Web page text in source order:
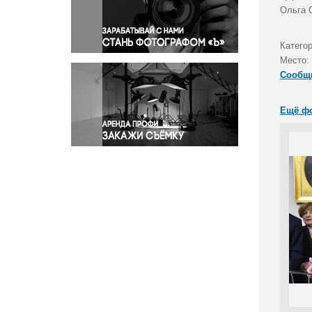
Правосудие
Происшествия и конфликты
Религия
Светская жизнь
Спорт
Экология
Экономика и бизнес
Ольга
Место:
Ещё